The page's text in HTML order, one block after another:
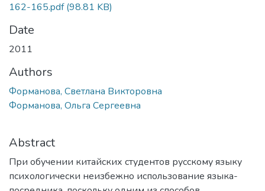
162-165.pdf(98.81 KB)
Date
2011
Authors
Форманова, Светлана Викторовна
Форманова, Ольга Сергеевна
Abstract
При обучении китайских студентов русскому языку
психологически неизбежно использование языка-